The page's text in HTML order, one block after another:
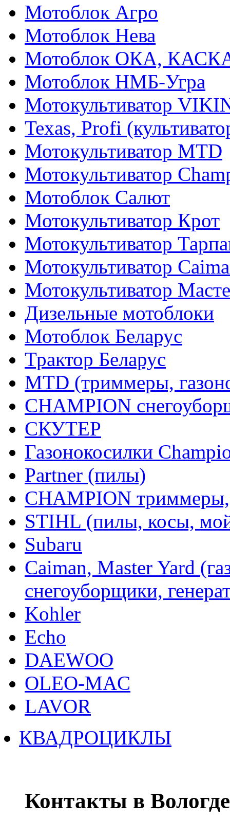
Мотоблок Агро
Мотоблок Нева
Мотоблок ОКА,
Мотоблок НМБ-Угра
Мотокультиватор
Texas, Profi
Мотокультиватор MTD
Мотокультиватор
Мотоблок Салют
Мотокультиватор Крот
Мотокультиватор
Мотокультиватор
Мотокультиватор
Дизельные мотоблоки
Мотоблок Беларус
Трактор Беларус
MTD (триммеры,
CHAMPION
СКУТЕР
Газонокосилки
Partner (пилы)
CHAMPION
STIHL (пилы, косы,
Subaru
Caiman, Master Yard
снегоуборщики,
Kohler
Echo
DAEWOO
OLEO-MAC
LAVOR
КВАДРОЦИКЛЫ
Контакты в Вологде